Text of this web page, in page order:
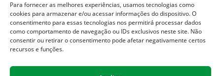
Para fornecer as melhores experiências, usamos tecnologias como
cookies para armazenar e/ou acessar informações do dispositivo. O
consentimento para essas tecnologias nos permitirá processar dados
como comportamento de navegação ou IDs exclusivos neste site. Não
consentir ou retirar o consentimento pode afetar negativamente certos
recursos e funções.
Facebook
Instagram
TikTokYoutube
E-
mail